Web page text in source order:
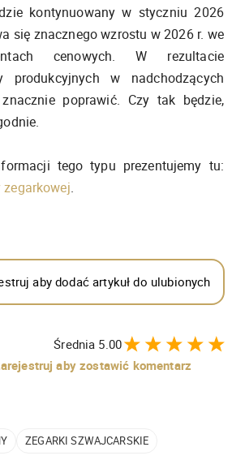
kontynuowany w styczniu 2026
się znacznego wzrostu w 2026 r. we
cenowych. W rezultacie
produkcyjnych w nadchodzących
poprawić. Czy tak będzie,
tego typu prezentujemy tu:
.
aby dodać artykuł do ulubionych
Średnia 5.00
aby zostawić komentarz
ZEGARKI SZWAJCARSKIE